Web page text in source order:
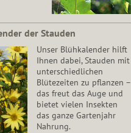
der Stauden
Unser Blühkalender hilft
Ihnen dabei, Stauden mit
unterschiedlichen
Blütezeiten zu pflanzen –
das freut das Auge und
bietet vielen Insekten
das ganze Gartenjahr
Nahrung.